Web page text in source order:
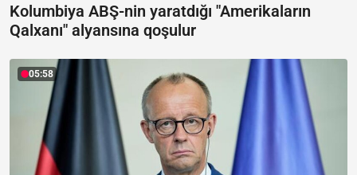
Kolumbiya ABŞ-nin yaratdığı "Amerikaların
Qalxanı" alyansına qoşulur
05:58